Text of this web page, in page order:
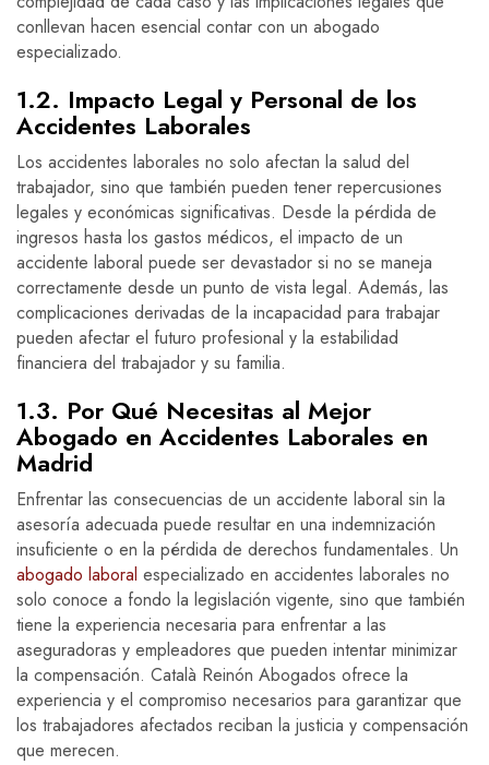
conllevan hacen esencial contar con un abogado
especializado.
1.2. Impacto Legal y Personal de los
Accidentes Laborales
Los accidentes laborales no solo afectan la salud del
trabajador, sino que también pueden tener repercusiones
legales y económicas significativas. Desde la pérdida de
ingresos hasta los gastos médicos, el impacto de un
accidente laboral puede ser devastador si no se maneja
correctamente desde un punto de vista legal. Además, las
complicaciones derivadas de la incapacidad para trabajar
pueden afectar el futuro profesional y la estabilidad
financiera del trabajador y su familia.
1.3. Por Qué Necesitas al Mejor
Abogado en Accidentes Laborales en
Madrid
Enfrentar las consecuencias de un accidente laboral sin la
asesoría adecuada puede resultar en una indemnización
insuficiente o en la pérdida de derechos fundamentales. Un
abogado laboral especializado en accidentes laborales no
solo conoce a fondo la legislación vigente, sino que también
tiene la experiencia necesaria para enfrentar a las
aseguradoras y empleadores que pueden intentar minimizar
la compensación. Català Reinón Abogados ofrece la
experiencia y el compromiso necesarios para garantizar que
los trabajadores afectados reciban la justicia y compensación
que merecen.